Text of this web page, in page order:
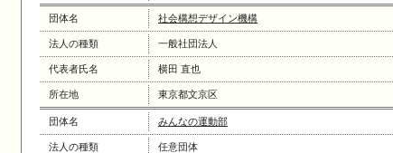
団体名 社会構想デザイン機構
法人の種類 一般社団法人
代表者氏名 横田 直也
所在地 東京都文京区
団体名 みんなの運動部
法人の種類 任意団体